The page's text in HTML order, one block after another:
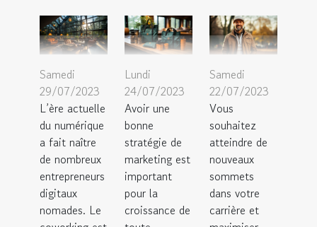
Samedi
29/07/2023
L’ère actuelle
du numérique
a fait naître
de nombreux
entrepreneurs
digitaux
nomades. Le
Lundi
24/07/2023
Avoir une
bonne
stratégie de
marketing est
important
pour la
croissance de
Samedi
22/07/2023
Vous
souhaitez
atteindre de
nouveaux
sommets
dans votre
carrière et